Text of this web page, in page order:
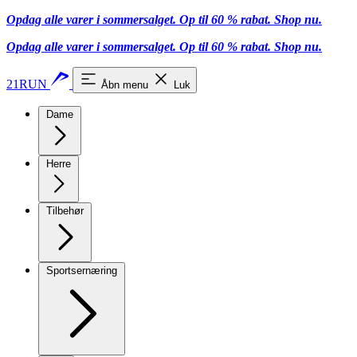
Opdag alle varer i sommersalget. Op til 60 % rabat. Shop nu.
Opdag alle varer i sommersalget. Op til 60 % rabat. Shop nu.
21RUN Åbn menu Luk
Dame
Herre
Tilbehør
Sportsernæring